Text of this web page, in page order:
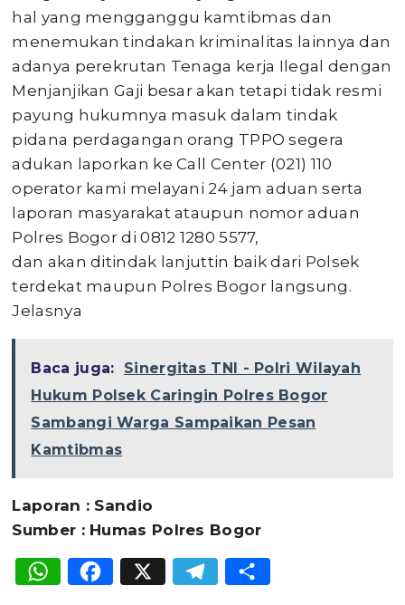
hal yang mengganggu kamtibmas dan
menemukan tindakan kriminalitas lainnya dan
adanya perekrutan Tenaga kerja Ilegal dengan
Menjanjikan Gaji besar akan tetapi tidak resmi
payung hukumnya masuk dalam tindak
pidana perdagangan orang TPPO segera
adukan laporkan ke Call Center (021) 110
operator kami melayani 24 jam aduan serta
laporan masyarakat ataupun nomor aduan
Polres Bogor di 0812 1280 5577,
dan akan ditindak lanjuttin baik dari Polsek
terdekat maupun Polres Bogor langsung.
Jelasnya
Baca juga:
Sinergitas TNI - Polri Wilayah
Hukum Polsek Caringin Polres Bogor
Sambangi Warga Sampaikan Pesan
Kamtibmas
Laporan : Sandio
Sumber : Humas Polres Bogor
WhatsApp
Facebook
X Telegram